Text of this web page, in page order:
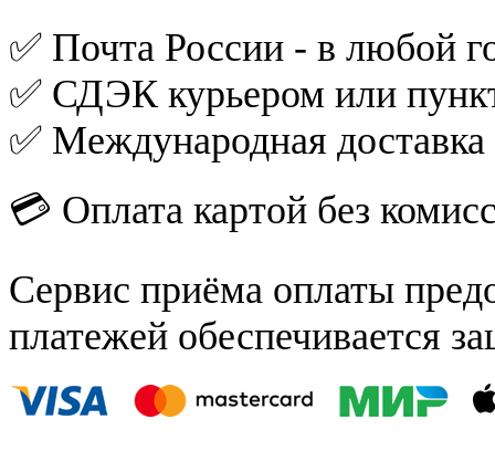
✅ Почта России - в любой
✅ СДЭК курьером или
✅ Международная
💳 Оплата картой без
Сервис приёма оплаты
платежей обеспечивается